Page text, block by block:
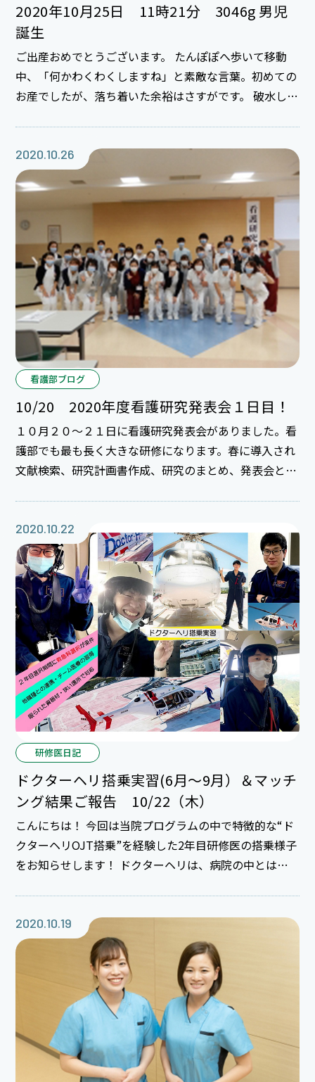
2020年10月25日 11時21分 3046g 男児
誕生
ご出産おめでとうございます。 たんぽぽへ歩いて移動
中、「何かわくわくしますね」と素敵な言葉。初めての
お産でしたが、落ち着いた余裕はさすがです。 破水して
んに負担も掛からず、赤ちゃんの体が出た瞬間部屋全体
に響き渡る大きな産声を聞くことができました。 本当
に無事の出産何よりでした。貴重なお産に立ち会わせて
頂きありがとうございました。 優しそうなご主人と一
緒に子育て楽しんでくださいね。
2020.10.26
看護部ブログ
10/20 2020年度看護研究発表会１日目！
１０月２０～２１日に看護研究発表会がありました。看
護部でも最も長く大きな研修になります。春に導入され
文献検索、研究計画書作成、研究のまとめ、発表会と約
の疑問、それぞれの研究動機の動機を聞くところから楽
しく充実した時間でした。支援者、職場長、関係する領
域のスペシャリスト達、多数の先輩方も聴きにきてく
れ、盛り上がりました。本当に皆さま、お疲れ様でし
た。
2020.10.22
研修医日記
ドクターヘリ搭乗実習(6月～9月）＆マッチ
ング結果ご報告 10/22（木）
こんにちは！ 今回は当院プログラムの中で特徴的な“ド
クターヘリOJT搭乗”を経験した2年目研修医の搭乗様子
をお知らせします！ ドクターヘリは、病院の中とは違
当院では2年目に8週救急科を選択するとドクターヘリ搭
乗による救急現場活動を学べます。これは、知識・技術
習得もさる事ながら現場での他職種（救急隊や救助隊
他多くの職種の方々）連携の大切さ、顔の見える関係の
重要性を感じて欲しい・・という救急科の先生方の熱い
思いが込められた貴重な研修！！ 4月のO先生＆M先
2020.10.19